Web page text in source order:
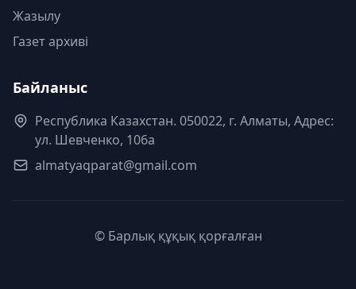
Жазылу
Газет архиві
Байланыс
Республика Казахстан. 050022, г. Алматы, Адрес:
ул. Шевченко, 106а
almatyaqparat@gmail.com
© Барлық құқық қорғалған